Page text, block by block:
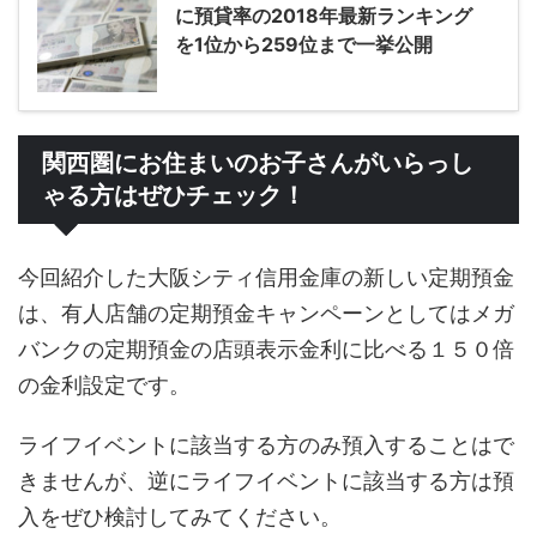
に預貸率の2018年最新ランキング
を1位から259位まで一挙公開
関西圏にお住まいのお子さんがいらっし
ゃる方はぜひチェック！
今回紹介した大阪シティ信用金庫の新しい定期預金
は、有人店舗の定期預金キャンペーンとしてはメガ
バンクの定期預金の店頭表示金利に比べる１５０倍
の金利設定です。
ライフイベントに該当する方のみ預入することはで
きませんが、逆にライフイベントに該当する方は預
入をぜひ検討してみてください。